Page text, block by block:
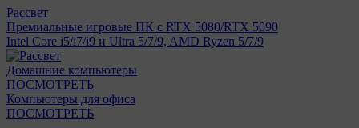
Рассвет
Премиальные игровые ПК с RTX 5080/RTX 5090
Intel Core i5/i7/i9 и Ultra 5/7/9, AMD Ryzen 5/7/9
Домашние компьютеры
ПОСМОТРЕТЬ
Компьютеры для офиса
ПОСМОТРЕТЬ